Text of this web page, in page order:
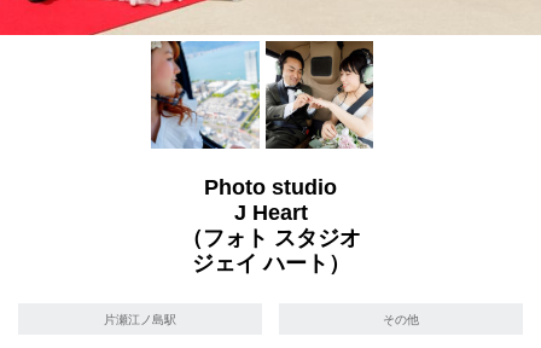
Photo studio
J Heart
（フォト スタジオ
ジェイ ハート）
片瀬江ノ島駅 その他